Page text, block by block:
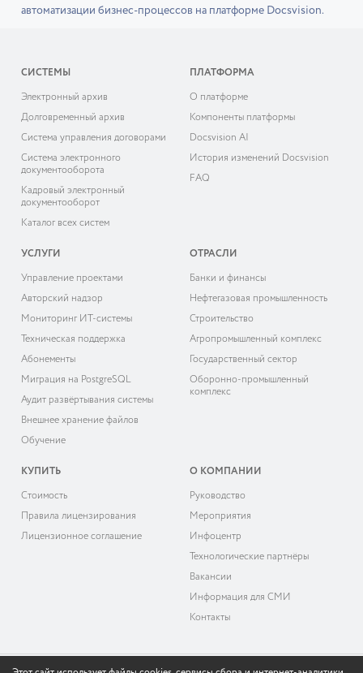
автоматизации бизнес-процессов на платформе Docsvision.
СИСТЕМЫ
Электронный архив
Долговременный архив
Система управления договорами
Система электронного
документооборота
Кадровый электронный
документооборот
Каталог всех систем
ПЛАТФОРМА
О платформе
Компоненты платформы
Docsvision AI
История изменений Docsvision
FAQ
УСЛУГИ
Управление проектами
Авторский надзор
Мониторинг ИТ-системы
Техническая поддержка
Абонементы
Миграция на PostgreSQL
Аудит развёртывания системы
Внешнее хранение файлов
Обучение
ОТРАСЛИ
Банки и финансы
Нефтегазовая промышленность
Строительство
Агропромышленный комплекс
Государственный сектор
Оборонно-промышленный
комплекс
КУПИТЬ
Cтоимость
Правила лицензирования
Лицензионное соглашение
О КОМПАНИИ
Руководство
Мероприятия
Инфоцентр
Технологические партнёры
Вакансии
Информация для СМИ
Контакты